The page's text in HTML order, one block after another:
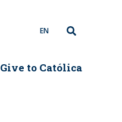
EN
Give to Católica